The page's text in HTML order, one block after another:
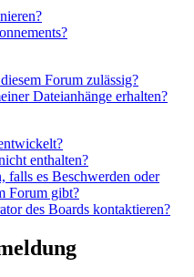
Forum zulässig?
Dateianhänge erhalten?
enthalten?
es Beschwerden oder
Forum gibt?
des Boards kontaktieren?